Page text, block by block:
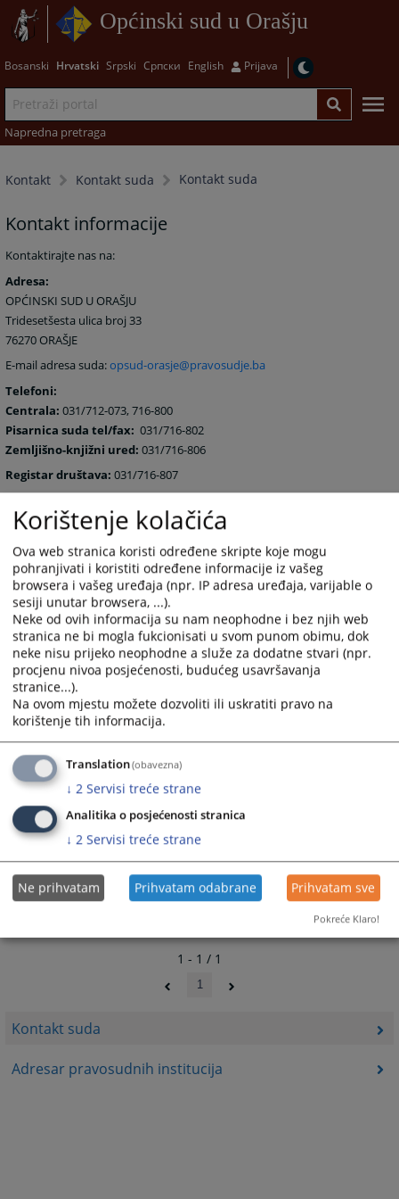
Općinski sud u Orašju
Bosanski Hrvatski Srpski Српски English Prijava
Napredna pretraga
Kontakt Kontakt suda Kontakt suda
Kontakt suda
Adresar pravosudnih institucija
Kontakt informacije
Kontaktirajte nas na:
Adresa:
OPĆINSKI SUD U ORAŠJU
Tridesetšesta ulica broj 33
76270 ORAŠJE
E-mail adresa suda:opsud-orasje@pravosudje.ba
Telefoni:
Centrala: 031/712-073, 716-800
Pisarnica suda tel/fax: 031/716-802
Zemljišno-knjižni ured: 031/716-806
Registar društava: 031/716-807
Prekršajni odjel:
Tel.: 031/716-805
Fax: 031/716-804
Izdvojeni prekršajni odjel u Odžaku: 031/761-601
Mail adrese svih zaposlenih u Općinskom sudu u Orašju
:ime.prezime@pravosudje.ba
npr.marko.markovic@pravosudje.ba
Podatke o svim zaposlenicima u sudu možete naći u izborniku rad suda,
podizbornik: „zaposlenici suda“
8450
1 - 1 / 1
1
Korištenje kolačića
Ova web stranica koristi određene skripte koje mogu
pohranjivati i koristiti određene informacije iz vašeg
browsera i vašeg uređaja (npr. IP adresa uređaja, varijable o
sesiji unutar browsera, ...).
Neke od ovih informacija su nam neophodne i bez njih web
stranica ne bi mogla fukcionisati u svom punom obimu, dok
neke nisu prijeko neophodne a služe za dodatne stvari (npr.
procjenu nivoa posjećenosti, budućeg usavršavanja
stranice...).
Na ovom mjestu možete dozvoliti ili uskratiti pravo na
korištenje tih informacija.
Translation(obavezna)
↓ 2 Servisi treće strane
Analitika o posjećenosti stranica
↓ 2 Servisi treće strane
Ne prihvatam Prihvatam odabrane Prihvatam sve
Pokreće Klaro!